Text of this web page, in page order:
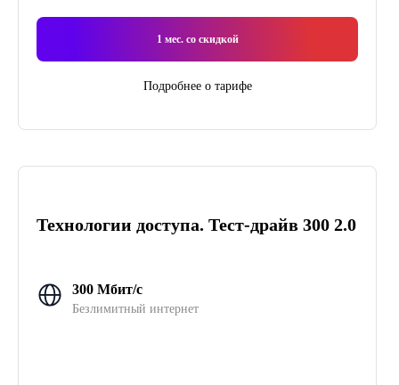
1мес. со скидкой
Подробнее о тарифе
Технологии доступа. Тест-драйв 300 2.0
300 Мбит/с
Безлимитный интернет